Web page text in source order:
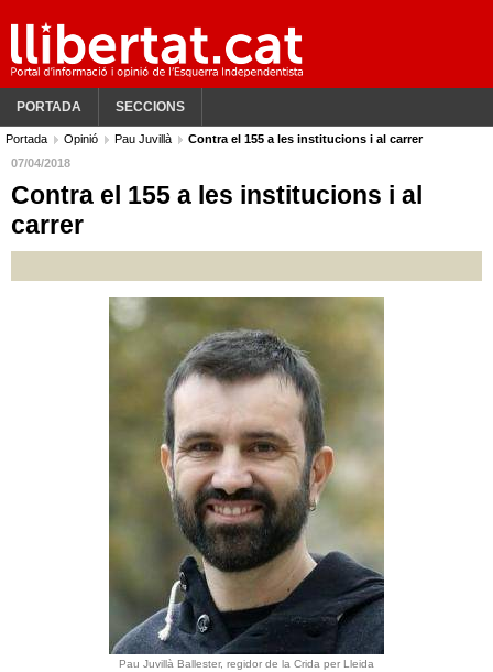
PORTADA SECCIONS
Portada Opinió Pau Juvillà
Contra el 155 a les institucions i al carrer
07/04/2018
Contra el 155 a les institucions i al
carrer
Pau Juvillà Ballester, regidor de la Crida per Lleida